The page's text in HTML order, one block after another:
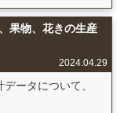
果物、花きの生産
2024.04.29
ータについて、